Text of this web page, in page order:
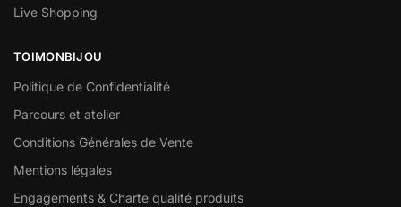
Live Shopping
TOIMONBIJOU
Politique de Confidentialité
Parcours et atelier
Conditions Générales de Vente
Mentions légales
Engagements & Charte qualité produits